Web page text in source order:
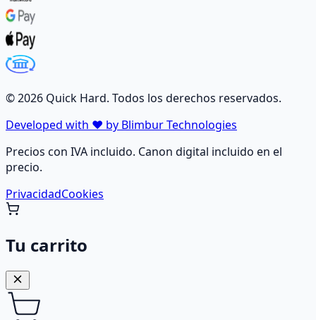
©2026 Quick Hard. Todos los derechos reservados.
Developed with ❤️ by Blimbur Technologies
Precios con IVA incluido. Canon digital incluido en el
precio.
PrivacidadCookies
Tu carrito